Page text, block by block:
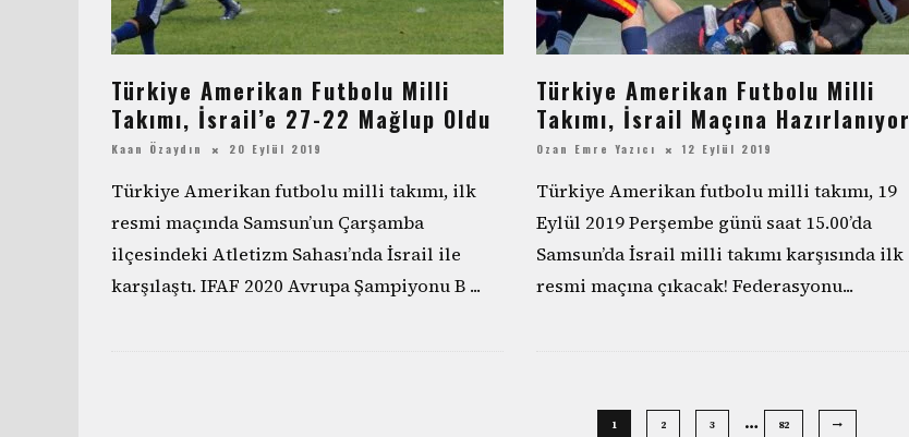
Türkiye Amerikan Futbolu Milli
Takımı, İsrail’e 27-22 Mağlup Oldu
Kaan Özaydın 20 Eylül 2019
Türkiye Amerikan futbolu milli takımı, ilk
resmi maçında Samsun’un Çarşamba
ilçesindeki Atletizm Sahası’nda İsrail ile
karşılaştı. IFAF 2020 Avrupa Şampiyonu B ...
Türkiye Amerikan Futbolu Milli
Takımı, İsrail Maçına Hazırlanıyor
Ozan Emre Yazıcı 12 Eylül 2019
Türkiye Amerikan futbolu milli takımı, 19
Eylül 2019 Perşembe günü saat 15.00’da
Samsun’da İsrail milli takımı karşısında ilk
resmi maçına çıkacak! Federasyonu...
1 2 3 … 82